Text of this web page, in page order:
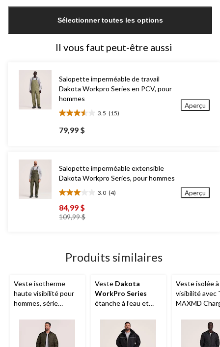
jour
Sélectionner toutes les options
Il vous faut peut-être aussi
Salopette imperméable de travail
Dakota Workpro Series en PCV, pour
hommes
3.5 (15)
3.5
étoile(s)
sur
évaluations
79,99 $
Aperçu
Salopette imperméable extensible
Dakota Workpro Series, pour hommes
3.0 (4)
3.0
étoile(s)
sur
84,99 $
109,99 $prix
Aperçu
Produits similaires
Veste isotherme
haute visibilité pour
hommes, série
Veste Dakota
WorkPro Series
étanche à l’eau et
Veste isolée
visibilité avec
MAXMD
WorkPro,